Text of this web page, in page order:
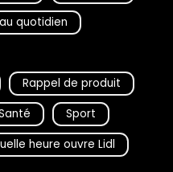
quotidien
Rappel de produit
Sport
heure ouvre Lidl